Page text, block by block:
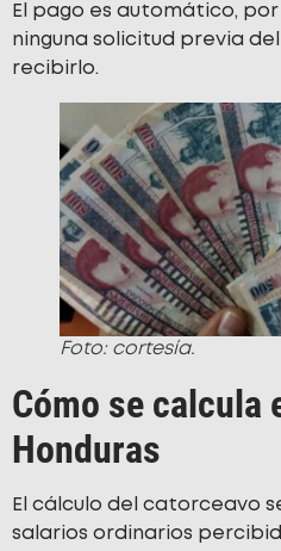
El pago es automático,
ninguna solicitud previa
recibirlo.
Foto: cortesía.
Cómo se calcula
Honduras
El cálculo del catorceavo
salarios ordinarios